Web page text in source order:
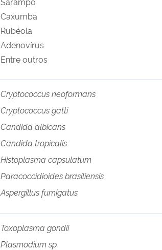
Caxumba
Rubéola
Adenovírus
Entre outros
Cryptococcus neoformans
Cryptococcus gatti
Candida albicans
Candida tropicalis
Histoplasma capsulatum
Paracoccidioides brasiliensis
Aspergillus fumigatus
Toxoplasma gondii
Plasmodium sp.